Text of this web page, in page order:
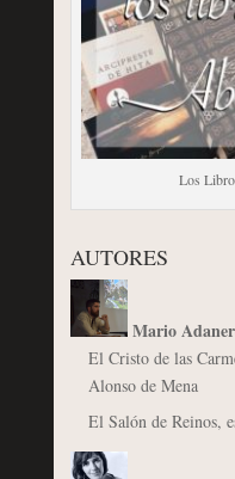
Los
AUTORES
Mario
El Cristo de las
Alonso de Mena
El Salón de Reinos,